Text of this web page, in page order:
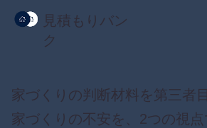
見積もりバン
ク
家づくりの判断材料を第三者
家づくりの不安を、2つの視点